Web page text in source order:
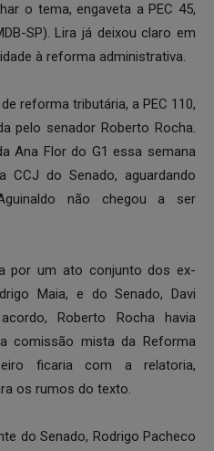
o tema, engaveta a PEC 45,
SP). Lira já deixou claro em
à reforma administrativa.
reforma tributária, a PEC 110,
pelo senador Roberto Rocha.
Ana Flor do G1 essa semana
do Senado, aguardando
não chegou a ser
por um ato conjunto dos ex-
Maia, e do Senado, Davi
Roberto Rocha havia
comissão mista da Reforma
ficaria com a relatoria,
os rumos do texto.
do Senado, Rodrigo Pacheco